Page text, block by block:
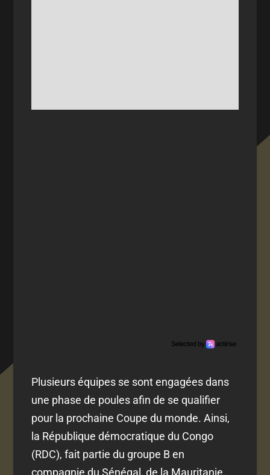
Plusieurs équipes se sont engagées dans
une phase de poules afin de se qualifier
pour la prochaine Coupe du monde. Ainsi,
la République démocratique du Congo
(RDC), fait partie du groupe B en
compagnie du Sénégal, de la Mauritanie,